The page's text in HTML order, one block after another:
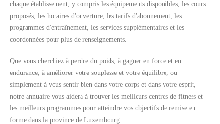
chaque établissement, y compris les équipements disponibles, les cours
proposés, les horaires d'ouverture, les tarifs d'abonnement, les
programmes d'entraînement, les services supplémentaires et les
coordonnées pour plus de renseignements.
Que vous cherchiez à perdre du poids, à gagner en force et en
endurance, à améliorer votre souplesse et votre équilibre, ou
simplement à vous sentir bien dans votre corps et dans votre esprit,
notre annuaire vous aidera à trouver les meilleurs centres de fitness et
les meilleurs programmes pour atteindre vos objectifs de remise en
forme dans la province de Luxembourg.